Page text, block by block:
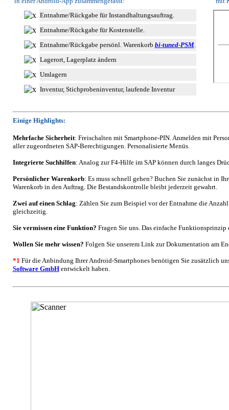
Entnahme/Rückgabe für Instandhaltungsauftrag.
Entnahme/Rückgabe für Kostenstelle.
Entnahme/Rückgabe persönl. Warenkorb bi-tuned-PSM.
Lagerort, Lagerplatz ändern
Umlagern
Inventur, Stichprobeninventur, laufende Inventur
Einige Highlights:
Mehrfache Sicherheit: Freischalten mit Smartphone-PIN. Anmelden mit
aller zugeordneten SAP-Berechtigungen. Personalisierte Menüs.
Integrierte Suchhilfen: Analog zur F4-Hilfe im SAP können durch langes
Persönlicher Warenkorb: Es muss schnell gehen? Buchen Sie zunächst in
Warenkorb in den Auftrag. Die Bestandskontrolle bleibt jederzeit gewahrt.
Zwei auf einen Schlag: Zählen Sie zum Beispiel vor der Entnahme die
gleichzeitig.
Sie vermissen eine Funktion? Fragen Sie uns. Das einfache
Wollen Sie mehr wissen? Folgen Sie unserem Link zur Dokumentation am
*1 Für die Anbindung Ihrer Android-Smartphones benötigen Sie zusätzlich
Software GmbHentwickelt haben.